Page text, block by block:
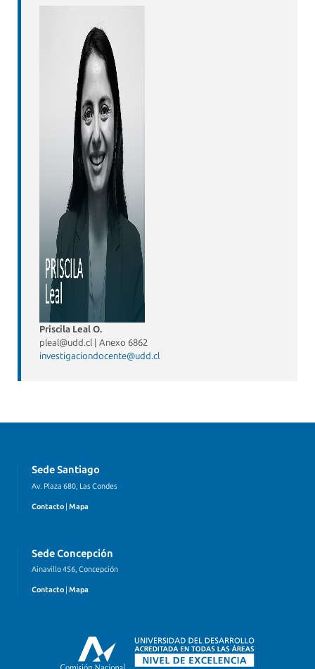
Priscila Leal O.
pleal@udd.cl | Anexo 6862
investigaciondocente@udd.cl
Sede Santiago
Av. Plaza 680, Las Condes
Contacto | Mapa
Sede Concepción
Ainavillo 456, Concepción
Contacto Mapa